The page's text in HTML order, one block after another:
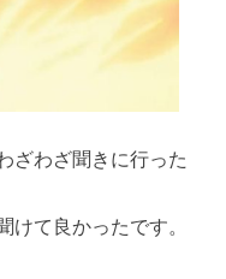
ざわざ聞きに行った
けて良かったです。